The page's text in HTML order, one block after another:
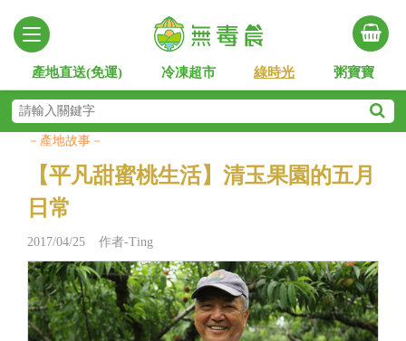
產地直送(免運) 冷凍超市 綠時光 粥寶寶
－產地故事－
​【平凡甜蜜桃生活】清玉果園的五月
日常
2017/04/25 作者-Ting